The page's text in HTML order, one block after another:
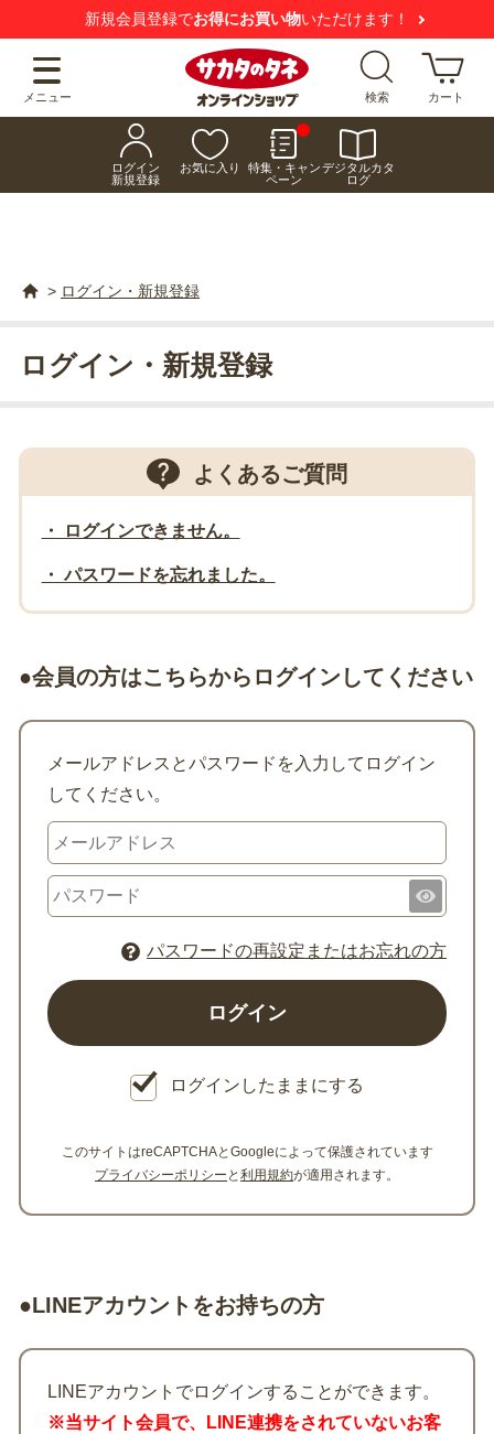
新規会員登録でお得にお買い物いただけます！
メニュー 検索 カート
ログイン
新規登録
お気に入り
特集・キャン
ペーン
デジタルカタ
ログ
> ログイン・新規登録
ログイン・新規登録
よくあるご質問
・ ログインできません。
・ パスワードを忘れました。
●会員の方はこちらからログインしてください
メールアドレスとパスワードを入力してログイン
してください。
パスワードの再設定またはお忘れの方
ログインしたままにする
このサイトはreCAPTCHAとGoogleによって保護されています
プライバシーポリシー と 利用規約が適用されます。
●LINEアカウントをお持ちの方
LINEアカウントでログインすることができます。
※当サイト会員で、LINE連携をされていないお客